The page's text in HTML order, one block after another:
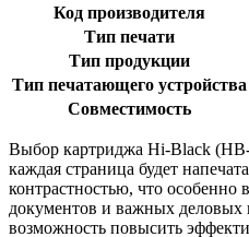
Код производителя
Тип печати
Тип продукции
Тип печатающего устройства
Совместимость
Выбор картриджа Hi-Black
каждая страница будет
контрастностью, что
документов и важных деловых
возможность повысить